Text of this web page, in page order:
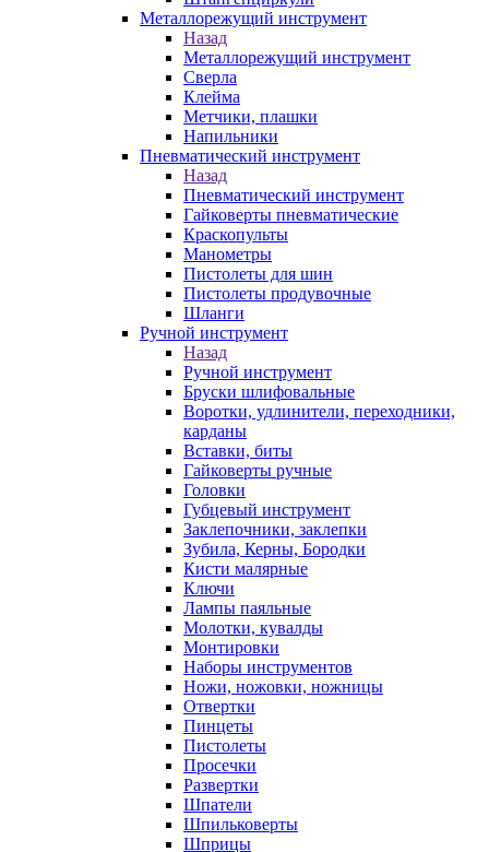
Металлорежущий инструмент
Назад
Металлорежущий инструмент
Сверла
Клейма
Метчики, плашки
Напильники
Пневматический инструмент
Назад
Пневматический инструмент
Гайковерты пневматические
Краскопульты
Манометры
Пистолеты для шин
Пистолеты продувочные
Шланги
Ручной инструмент
Назад
Ручной инструмент
Бруски шлифовальные
Воротки, удлинители, переходники,
карданы
Вставки, биты
Гайковерты ручные
Головки
Губцевый инструмент
Заклепочники, заклепки
Зубила, Керны, Бородки
Кисти малярные
Ключи
Лампы паяльные
Молотки, кувалды
Монтировки
Наборы инструментов
Ножи, ножовки, ножницы
Отвертки
Пинцеты
Пистолеты
Просечки
Развертки
Шпатели
Шпильковерты
Шприцы